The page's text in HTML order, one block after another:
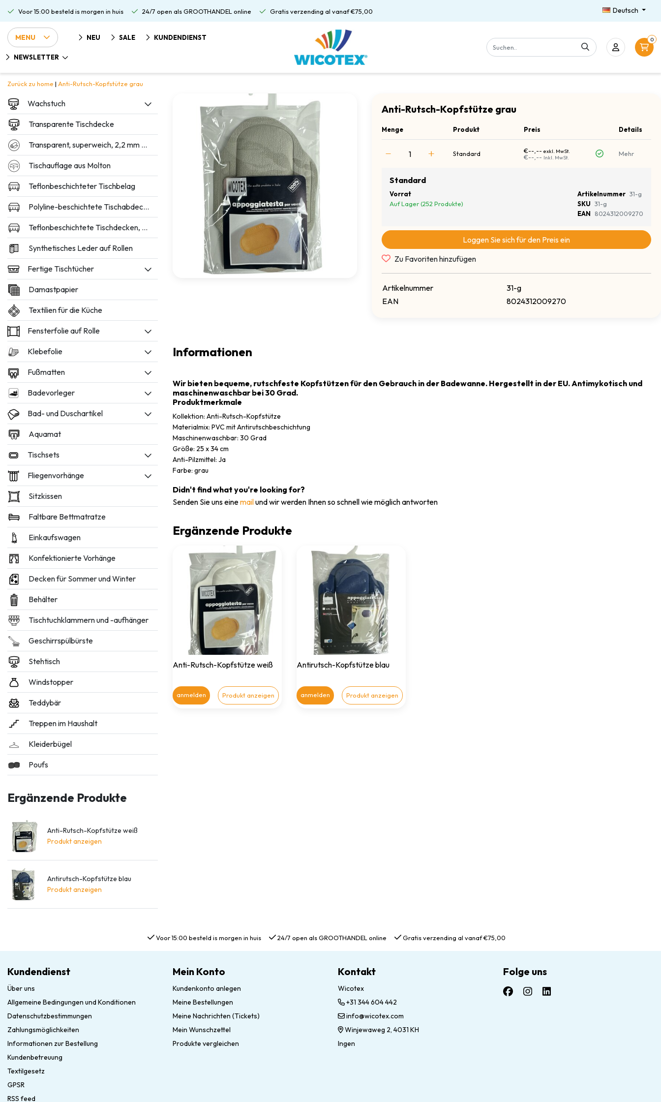
Voor 15:00 besteld is morgen in huis 24/7 open als GROOTHANDEL online Gratis verzending al vanaf €75,00 Deutsch
MENU NEU SALE KUNDENDIENST
NEWSLETTER
0
Zurück zu home | Anti-Rutsch-Kopfstütze grau
Wachstuch
Transparente Tischdecke
Transparent, superweich, 2,2 mm dick
Tischauflage aus Molton
Teflonbeschichteter Tischbelag
Polyline-beschichtete Tischabdeckung
Teflonbeschichtete Tischdecken, 160 und 180 cm breit
Synthetisches Leder auf Rollen
Fertige Tischtücher
Damastpapier
Textilien für die Küche
Fensterfolie auf Rolle
Klebefolie
Fußmatten
Badevorleger
Bad- und Duschartikel
Aquamat
Tischsets
Fliegenvorhänge
Sitzkissen
Faltbare Bettmatratze
Einkaufswagen
Konfektionierte Vorhänge
Decken für Sommer und Winter
Behälter
Tischtuchklammern und -aufhänger
Geschirrspülbürste
Stehtisch
Windstopper
Teddybär
Treppen im Haushalt
Kleiderbügel
Poufs
Ergänzende Produkte
Anti-Rutsch-Kopfstütze weiß
Produkt anzeigen
Antirutsch-Kopfstütze blau
Produkt anzeigen
Anti-Rutsch-Kopfstütze grau
Menge Produkt Preis Details
Standard €--,-- exkl. MwSt.
€--,-- Inkl. MwSt. Mehr
Standard
Vorrat
Auf Lager (252 Produkte)
Artikelnummer 31-g
SKU 31-g
EAN
8024312009270
Loggen Sie sich für den Preis ein
Zu Favoriten hinzufügen
Artikelnummer
31-g
EAN
8024312009270
Informationen
Wir bieten bequeme, rutschfeste Kopfstützen für den Gebrauch in der Badewanne. Hergestellt in der EU. Antimykotisch und
maschinenwaschbar bei 30 Grad.
Produktmerkmale
Kollektion: Anti-Rutsch-Kopfstütze
Materialmix: PVC mit Antirutschbeschichtung
Maschinenwaschbar: 30 Grad
Größe: 25 x 34 cm
Anti-Pilzmittel: Ja
Farbe: grau
Didn't find what you're looking for?
Senden Sie uns einemailund wir werden Ihnen so schnell wie möglich antworten
Ergänzende Produkte
Anti-Rutsch-Kopfstütze weiß
anmelden Produkt anzeigen
Antirutsch-Kopfstütze blau
anmelden Produkt anzeigen
Voor 15:00 besteld is morgen in huis 24/7 open als GROOTHANDEL online Gratis verzending al vanaf €75,00
Kundendienst
Über uns
Allgemeine Bedingungen und Konditionen
Datenschutzbestimmungen
Zahlungsmöglichkeiten
Informationen zur Bestellung
Kundenbetreuung
Textilgesetz
GPSR
RSS feed
Mein Konto
Kundenkonto anlegen
Meine Bestellungen
Meine Nachrichten (Tickets)
Mein Wunschzettel
Produkte vergleichen
Kontakt
Wicotex
+31 344 604 442
info@wicotex.com
Winjewaweg 2, 4031 KH
Ingen
Folge uns